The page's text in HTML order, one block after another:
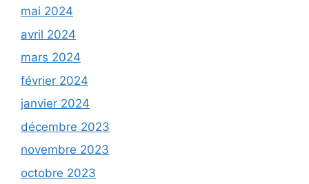
mai 2024
avril 2024
mars 2024
février 2024
janvier 2024
décembre 2023
novembre 2023
octobre 2023